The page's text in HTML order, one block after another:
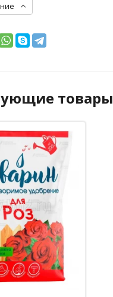
товары